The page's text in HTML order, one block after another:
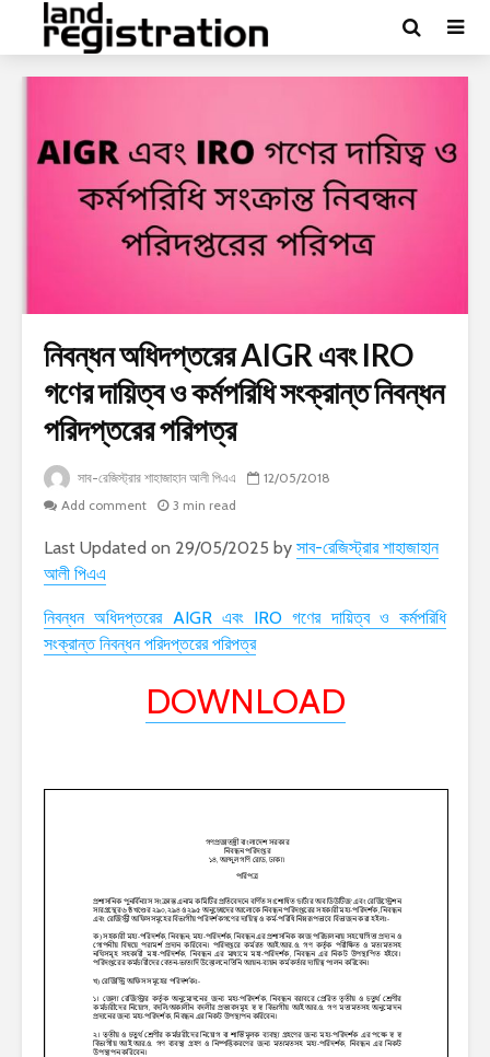
নিবন্ধন অধিদপ্তরের AIGR এবং IRO
গণের দায়িত্ব ও কর্মপরিধি সংক্রান্ত নিবন্ধন
পরিদপ্তরের পরিপত্র
সাব-রেজিস্ট্রার শাহাজাহান আলী পিএএ
12/05/2018
Add comment
3 min read
Last Updated on 29/05/2025 by সাব-রেজিস্ট্রার শাহাজাহান
আলী পিএএ
নিবন্ধন অধিদপ্তরের AIGR এবং IRO গণের দায়িত্ব ও কর্মপরিধি
সংক্রান্ত নিবন্ধন পরিদপ্তরের পরিপত্র
DOWNLOAD